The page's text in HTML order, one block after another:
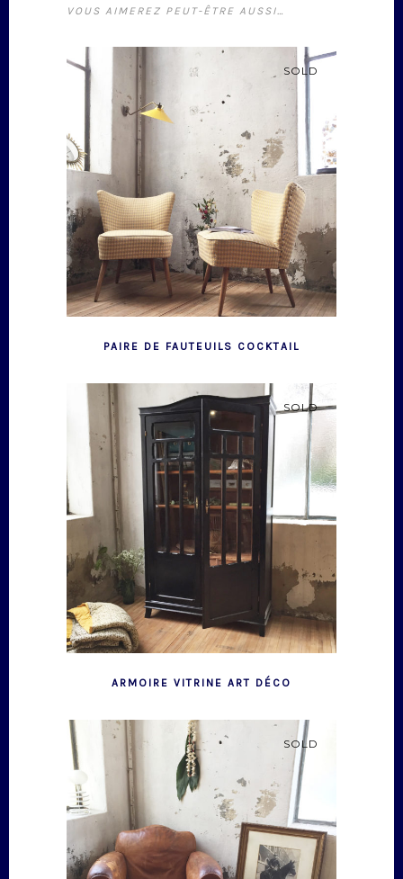
VOUS AIMEREZ PEUT-ÊTRE AUSSI…
SOLD
PAIRE DE FAUTEUILS COCKTAIL
SOLD
ARMOIRE VITRINE ART DÉCO
SOLD